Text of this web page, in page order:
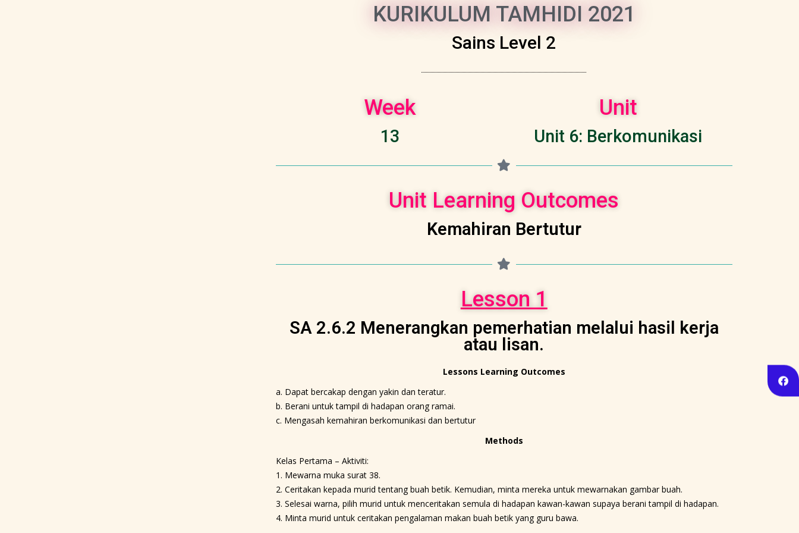
KURIKULUM TAMHIDI 2021
Sains Level 2
Week
13
Unit
Unit 6: Berkomunikasi
Unit Learning Outcomes
Kemahiran Bertutur
Lesson 1
SA 2.6.2 Menerangkan pemerhatian melalui hasil kerja
atau lisan.
Lessons Learning Outcomes
a. Dapat bercakap dengan yakin dan teratur.
b. Berani untuk tampil di hadapan orang ramai.
c. Mengasah kemahiran berkomunikasi dan bertutur
Methods
Kelas Pertama – Aktiviti:
1. Mewarna muka surat 38.
2. Ceritakan kepada murid tentang buah betik. Kemudian, minta mereka untuk mewarnakan gambar buah.
3. Selesai warna, pilih murid untuk menceritakan semula di hadapan kawan-kawan supaya berani tampil di hadapan.
4. Minta murid untuk ceritakan pengalaman makan buah betik yang guru bawa.